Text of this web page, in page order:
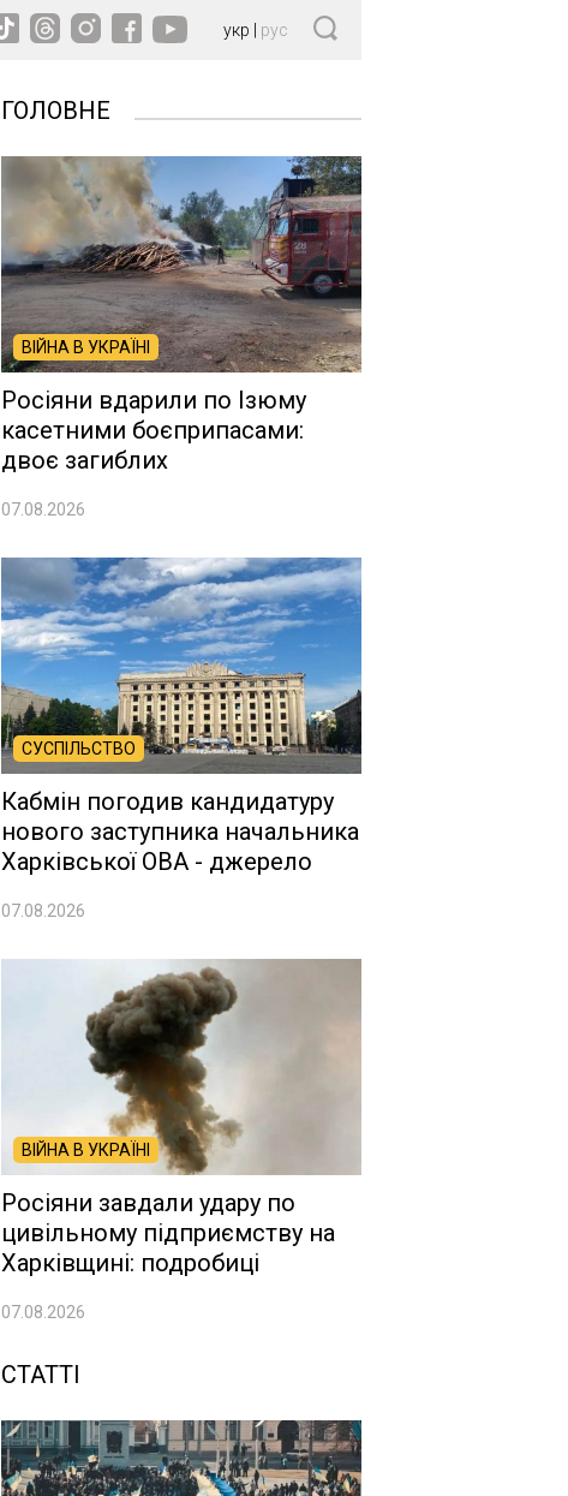
укр рус
ГОЛОВНЕ
ВІЙНА В УКРАЇНІ
Росіяни вдарили по Ізюму
касетними боєприпасами:
двоє загиблих
07.08.2026
СУСПІЛЬСТВО
Кабмін погодив кандидатуру
нового заступника начальника
Харківської ОВА - джерело
07.08.2026
ВІЙНА В УКРАЇНІ
Росіяни завдали удару по
цивільному підприємству на
Харківщині: подробиці
07.08.2026
СТАТТІ